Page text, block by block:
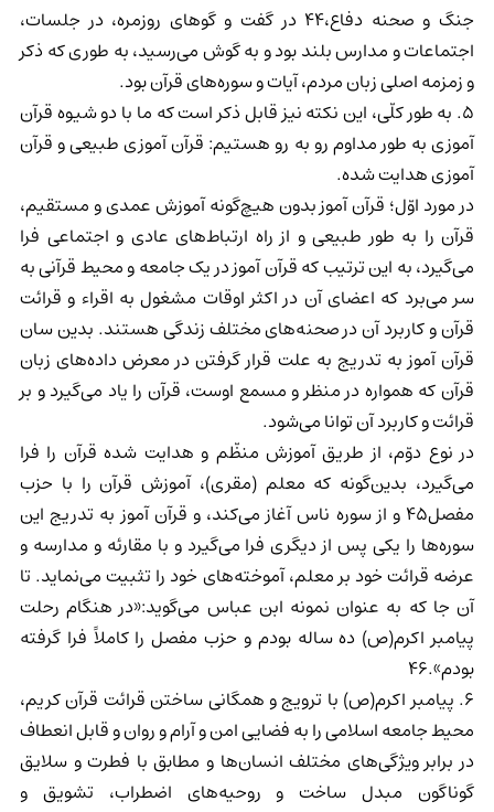
جنگ و صحنه دفاع،44 در گفت و گوهای روزمره، در جلسات،
اجتماعات و مدارس بلند بود و به گوش می‌رسید، به طوری که ذکر
و زمزمه اصلی زبان مردم، آیات و سوره‌های قرآن بود.
5. به طور کلّی، این نکته نیز قابل ذکر است که ما با دو شیوه قرآن
آموزی به طور مداوم رو به رو هستیم: قرآن آموزی طبیعی و قرآن
آموزی هدایت شده.
در مورد اوّل؛ قرآن آموز بدون هیچ‌گونه آموزش عمدی و مستقیم،
قرآن را به طور طبیعی و از راه ارتباط‌های عادی و اجتماعی فرا
می‌گیرد، به این ترتیب که قرآن آموز در یک جامعه و محیط قرآنی به
سر می‌برد که اعضای آن در اکثر اوقات مشغول به اقراء و قرائت
قرآن و کاربرد آن در صحنه‌های مختلف زندگی هستند. بدین سان
قرآن آموز به تدریج به علت قرار گرفتن در معرض داده‌های زبان
قرآن که همواره در منظر و مسمع اوست، قرآن را یاد می‌گیرد و بر
قرائت و کاربرد آن توانا می‌شود.
در نوع دوّم، از طریق آموزش منظّم و هدایت شده قرآن را فرا
می‌گیرد، بدین‌گونه که معلم (مقری)، آموزش قرآن را با حزب
مفصل45 و از سوره ناس آغاز می‌کند، و قرآن آموز به تدریج این
سوره‌ها را یکی پس از دیگری فرا می‌گیرد و با مقارئه و مدارسه و
عرضه قرائت خود بر معلم، آموخته‌های خود را تثبیت می‌نماید. تا
آن جا که به عنوان نمونه ابن عباس می‌گوید:«در هنگام رحلت
پیامبر اکرم(ص) ده ساله بودم و حزب مفصل را کاملاً فرا گرفته
بودم».46
6. پیامبر اکرم(ص) با ترویج و همگانی ساختن قرائت قرآن کریم،
محیط جامعه اسلامی را به فضایی امن و آرام و روان و قابل انعطاف
در برابر ویژگی‌های مختلف انسان‌ها و مطابق با فطرت و سلایق
گوناگون مبدل ساخت و روحیه‌های اضطراب، تشویق و